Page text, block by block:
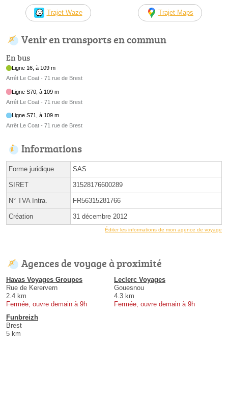
Trajet Waze Trajet Maps
Venir en transports en commun
En bus
Ligne 16, à 109 m
Arrêt Le Coat - 71 rue de Brest
Ligne S70, à 109 m
Arrêt Le Coat - 71 rue de Brest
Ligne S71, à 109 m
Arrêt Le Coat - 71 rue de Brest
Informations
Forme juridique SAS
SIRET 31528176600289
N° TVA Intra. FR56315281766
Création 31 décembre 2012
Éditer les informations de mon agence de voyage
Agences de voyage à proximité
Havas Voyages Groupes
Rue de Kerervern
2.4 km
Fermée, ouvre demain à 9h
Leclerc Voyages
Gouesnou
4.3 km
Fermée, ouvre demain à 9h
Funbreizh
Brest
5 km